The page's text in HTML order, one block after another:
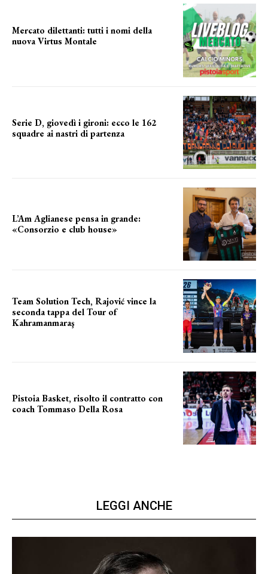
Mercato dilettanti: tutti i nomi della
nuova Virtus Montale
Serie D, giovedì i gironi: ecco le 162
squadre ai nastri di partenza
L’Am Aglianese pensa in grande:
«Consorzio e club house»
Team Solution Tech, Rajović vince la
seconda tappa del Tour of
Kahramanmaraş
Pistoia Basket, risolto il contratto con
coach Tommaso Della Rosa
LEGGI ANCHE